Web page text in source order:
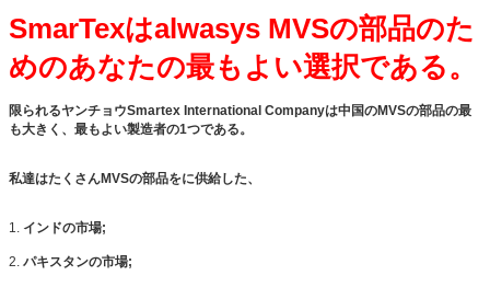
SmarTexはalwasys MVSの部品のた
めのあなたの最もよい選択である。
限られるヤンチョウSmartex International Companyは中国のMVSの部品の最
も大きく、最もよい製造者の1つである。
私達はたくさんMVSの部品をに供給した、
1. インドの市場;
2. パキスタンの市場;